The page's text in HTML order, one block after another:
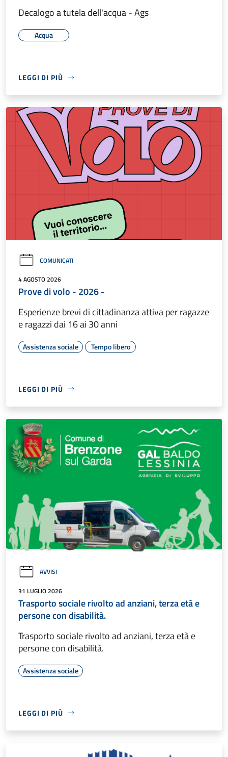
Decalogo a tutela dell'acqua - Ags
Acqua
LEGGI DI PIÙ
COMUNICATI
4 AGOSTO 2026
Prove di volo - 2026 -
Esperienze brevi di cittadinanza attiva per ragazze
e ragazzi dai 16 ai 30 anni
Assistenza sociale Tempo libero
LEGGI DI PIÙ
AVVISI
31 LUGLIO 2026
Trasporto sociale rivolto ad anziani, terza età e
persone con disabilità.
Trasporto sociale rivolto ad anziani, terza età e
persone con disabilità.
Assistenza sociale
LEGGI DI PIÙ